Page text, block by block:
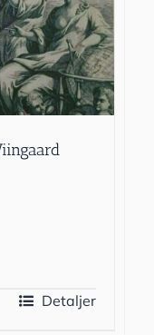
Detaljer